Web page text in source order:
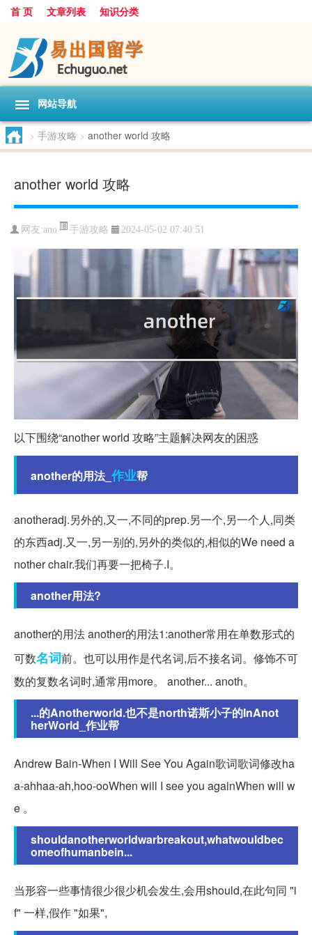
首 页 文章列表 知识分类
网站导航
> 手游攻略 > another world 攻略
another world 攻略
网友:ano 手游攻略 2024-05-02 07:40:51
以下围绕“another world 攻略”主题解决网友的困惑
another的用法_ 作业帮
anotheradj.另外的,又一,不同的prep.另一个,另一个人,同类
的东西adj.又一,另一别的,另外的类似的,相似的We need a
nother chair.我们再要一把椅子.I。
another用法?
another的用法 another的用法1:another常用在单数形式的
可数名词前。也可以用作是代名词,后不接名词。修饰不可
数的复数名词时,通常用more。 another... anoth。
...的Anotherworld.也不是north诺斯小子的InAnot
herWorld_作业帮
Andrew Bain-When I Will See You Again歌词歌词修改ha
a-ahhaa-ah,hoo-ooWhen will I see you againWhen will w
e 。
shouldanotherworldwarbreakout,whatwouldbec
omeofhumanbein...
当形容一些事情很少很少机会发生,会用should,在此句同 "i
f" 一样,假作 "如果",